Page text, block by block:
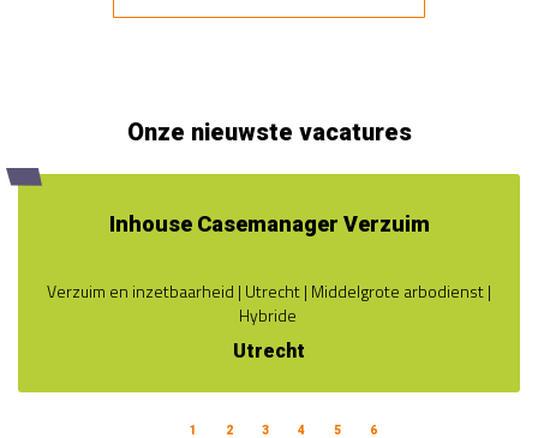
Onze nieuwste vacatures
Inhouse Casemanager Verzuim
Verzuim en inzetbaarheid | Utrecht | Middelgrote arbodienst |
Hybride
Utrecht
1 2 3 4 5 6